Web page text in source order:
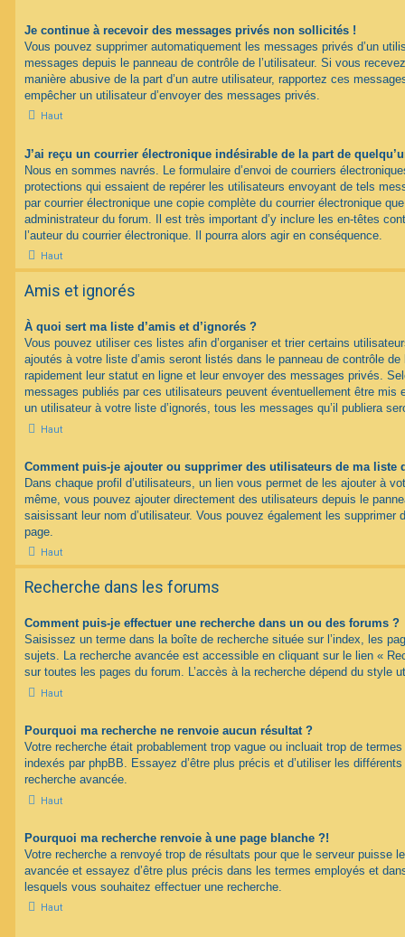
Je continue à recevoir des messages privés non sollicités !
Vous pouvez supprimer automatiquement les messages privés d’un
messages depuis le panneau de contrôle de l’utilisateur. Si vous
manière abusive de la part d’un autre utilisateur, rapportez ces
empêcher un utilisateur d’envoyer des messages privés.
Haut
J’ai reçu un courrier électronique indésirable de la part de
Nous en sommes navrés. Le formulaire d’envoi de courriers
protections qui essaient de repérer les utilisateurs envoyant de tels
par courrier électronique une copie complète du courrier électronique
administrateur du forum. Il est très important d’y inclure les en-têtes
l’auteur du courrier électronique. Il pourra alors agir en conséquence.
Haut
Amis et ignorés
À quoi sert ma liste d’amis et d’ignorés ?
Vous pouvez utiliser ces listes afin d’organiser et trier certains
ajoutés à votre liste d’amis seront listés dans le panneau de contrôle de
rapidement leur statut en ligne et leur envoyer des messages privés.
messages publiés par ces utilisateurs peuvent éventuellement être mis
un utilisateur à votre liste d’ignorés, tous les messages qu’il publiera
Haut
Comment puis-je ajouter ou supprimer des utilisateurs de ma liste
Dans chaque profil d’utilisateurs, un lien vous permet de les ajouter à
même, vous pouvez ajouter directement des utilisateurs depuis le
saisissant leur nom d’utilisateur. Vous pouvez également les
page.
Haut
Recherche dans les forums
Comment puis-je effectuer une recherche dans un ou des forums ?
Saisissez un terme dans la boîte de recherche située sur l’index, les
sujets. La recherche avancée est accessible en cliquant sur le lien «
sur toutes les pages du forum. L’accès à la recherche dépend du style
Haut
Pourquoi ma recherche ne renvoie aucun résultat ?
Votre recherche était probablement trop vague ou incluait trop de
indexés par phpBB. Essayez d’être plus précis et d’utiliser les
recherche avancée.
Haut
Pourquoi ma recherche renvoie à une page blanche ?!
Votre recherche a renvoyé trop de résultats pour que le serveur puisse
avancée et essayez d’être plus précis dans les termes employés et
lesquels vous souhaitez effectuer une recherche.
Haut